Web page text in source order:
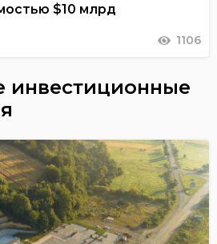
$10 млрд
1106
инвестиционные